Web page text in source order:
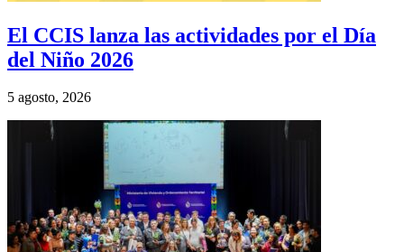
El CCIS lanza las actividades por el Día
del Niño 2026
5 agosto, 2026